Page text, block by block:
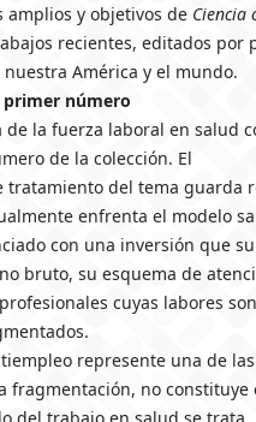
amplios y objetivos de Ciencia
recientes, editados por
América y el mundo.
número
de la fuerza laboral en salud
de la colección. El
tratamiento del tema guarda
enfrenta el modelo
con una inversión que
bruto, su esquema de
cuyas labores
represente una de
fragmentación, no